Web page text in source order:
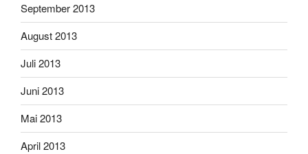
September 2013
August 2013
Juli 2013
Juni 2013
Mai 2013
April 2013